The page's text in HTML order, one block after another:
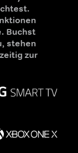
Buchst
stehen
zur